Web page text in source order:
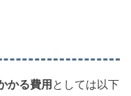
かる費用 としては以下